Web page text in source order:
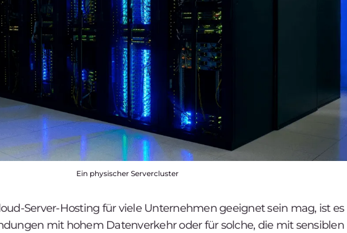
Ein physischer Servercluster
Server-Hosting für viele Unternehmen geeignet sein mag, ist es
mit hohem Datenverkehr oder für solche, die mit sensiblen